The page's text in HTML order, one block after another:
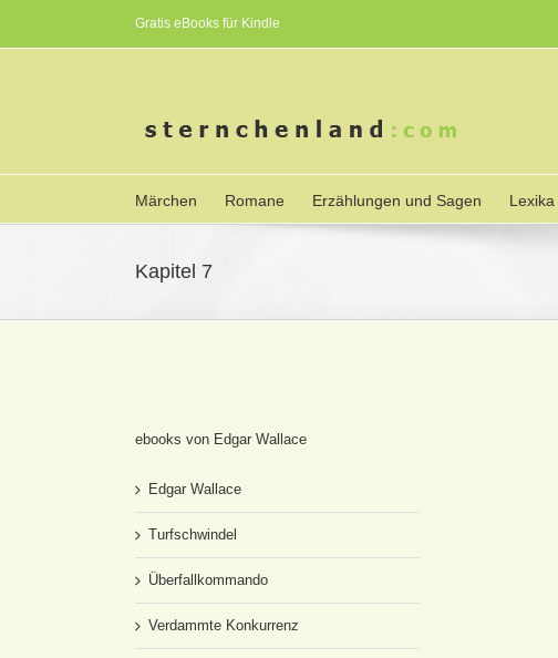
Gratis eBooks für Kindle
Märchen Romane Erzählungen und Sagen Lexika
Kapitel 7
ebooks von Edgar Wallace
Edgar Wallace
Turfschwindel
Überfallkommando
Verdammte Konkurrenz